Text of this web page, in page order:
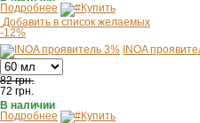
Подробнее
Купить
Добавить в список желаемых
-12%
INOA
82 грн.
72 грн.
В наличии
Подробнее
Купить